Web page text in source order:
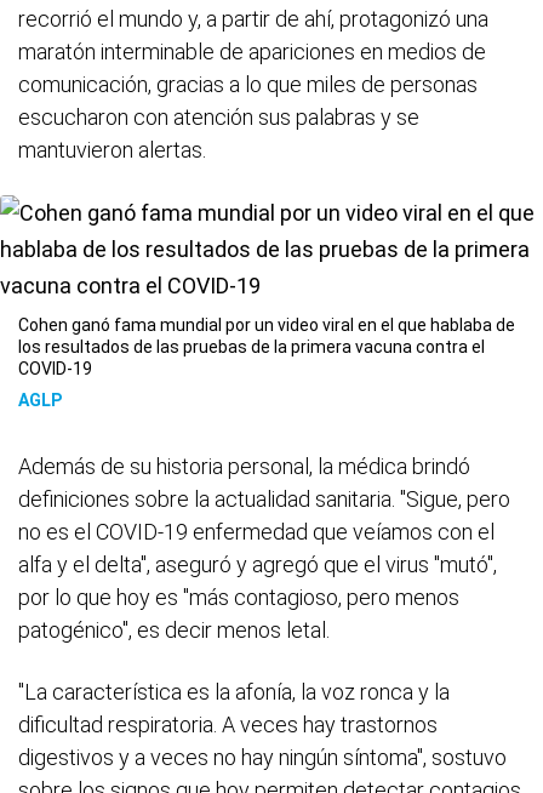
recorrió el mundo y, a partir de ahí, protagonizó una
maratón interminable de apariciones en medios de
comunicación, gracias a lo que miles de personas
escucharon con atención sus palabras y se
mantuvieron alertas.
Cohen ganó fama mundial por un video viral en el que hablaba de
los resultados de las pruebas de la primera vacuna contra el
COVID-19
AGLP
Además de su historia personal, la médica brindó
definiciones sobre la actualidad sanitaria. "Sigue, pero
no es el COVID-19 enfermedad que veíamos con el
alfa y el delta", aseguró y agregó que el virus "mutó",
por lo que hoy es "más contagioso, pero menos
patogénico", es decir menos letal.
"La característica es la afonía, la voz ronca y la
dificultad respiratoria. A veces hay trastornos
digestivos y a veces no hay ningún síntoma", sostuvo